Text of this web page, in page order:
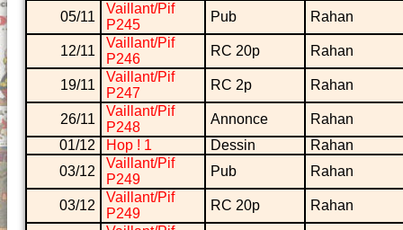
05/11
Vaillant/Pif
P245
Pub Rahan
12/11
Vaillant/Pif
P246
RC 20p Rahan
19/11
Vaillant/Pif
P247
RC 2p Rahan
26/11
Vaillant/Pif
P248
Annonce
Rahan
01/12
Hop ! 1 Dessin
Rahan
03/12
Vaillant/Pif
P249
Pub Rahan
03/12
Vaillant/Pif
P249
RC 20p Rahan